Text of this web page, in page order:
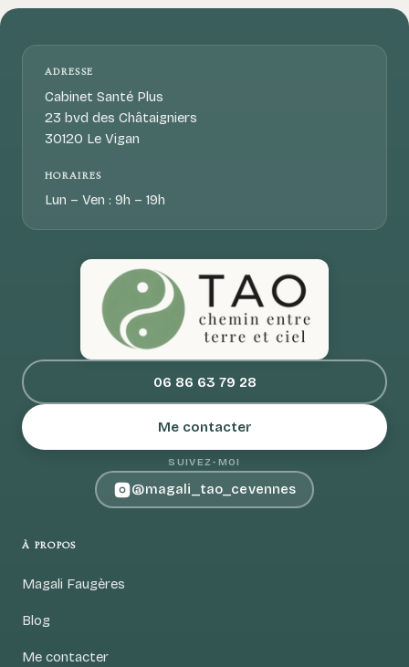
ADRESSE
Cabinet Santé Plus
23 bvd des Châtaigniers
30120 Le Vigan
HORAIRES
Lun – Ven : 9h – 19h
06 86 63 79 28
Me contacter
SUIVEZ-MOI
@magali_tao_cevennes
À PROPOS
Magali Faugères
Blog
Me contacter